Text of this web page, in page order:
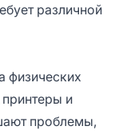
различной
физических
и
проблемы,